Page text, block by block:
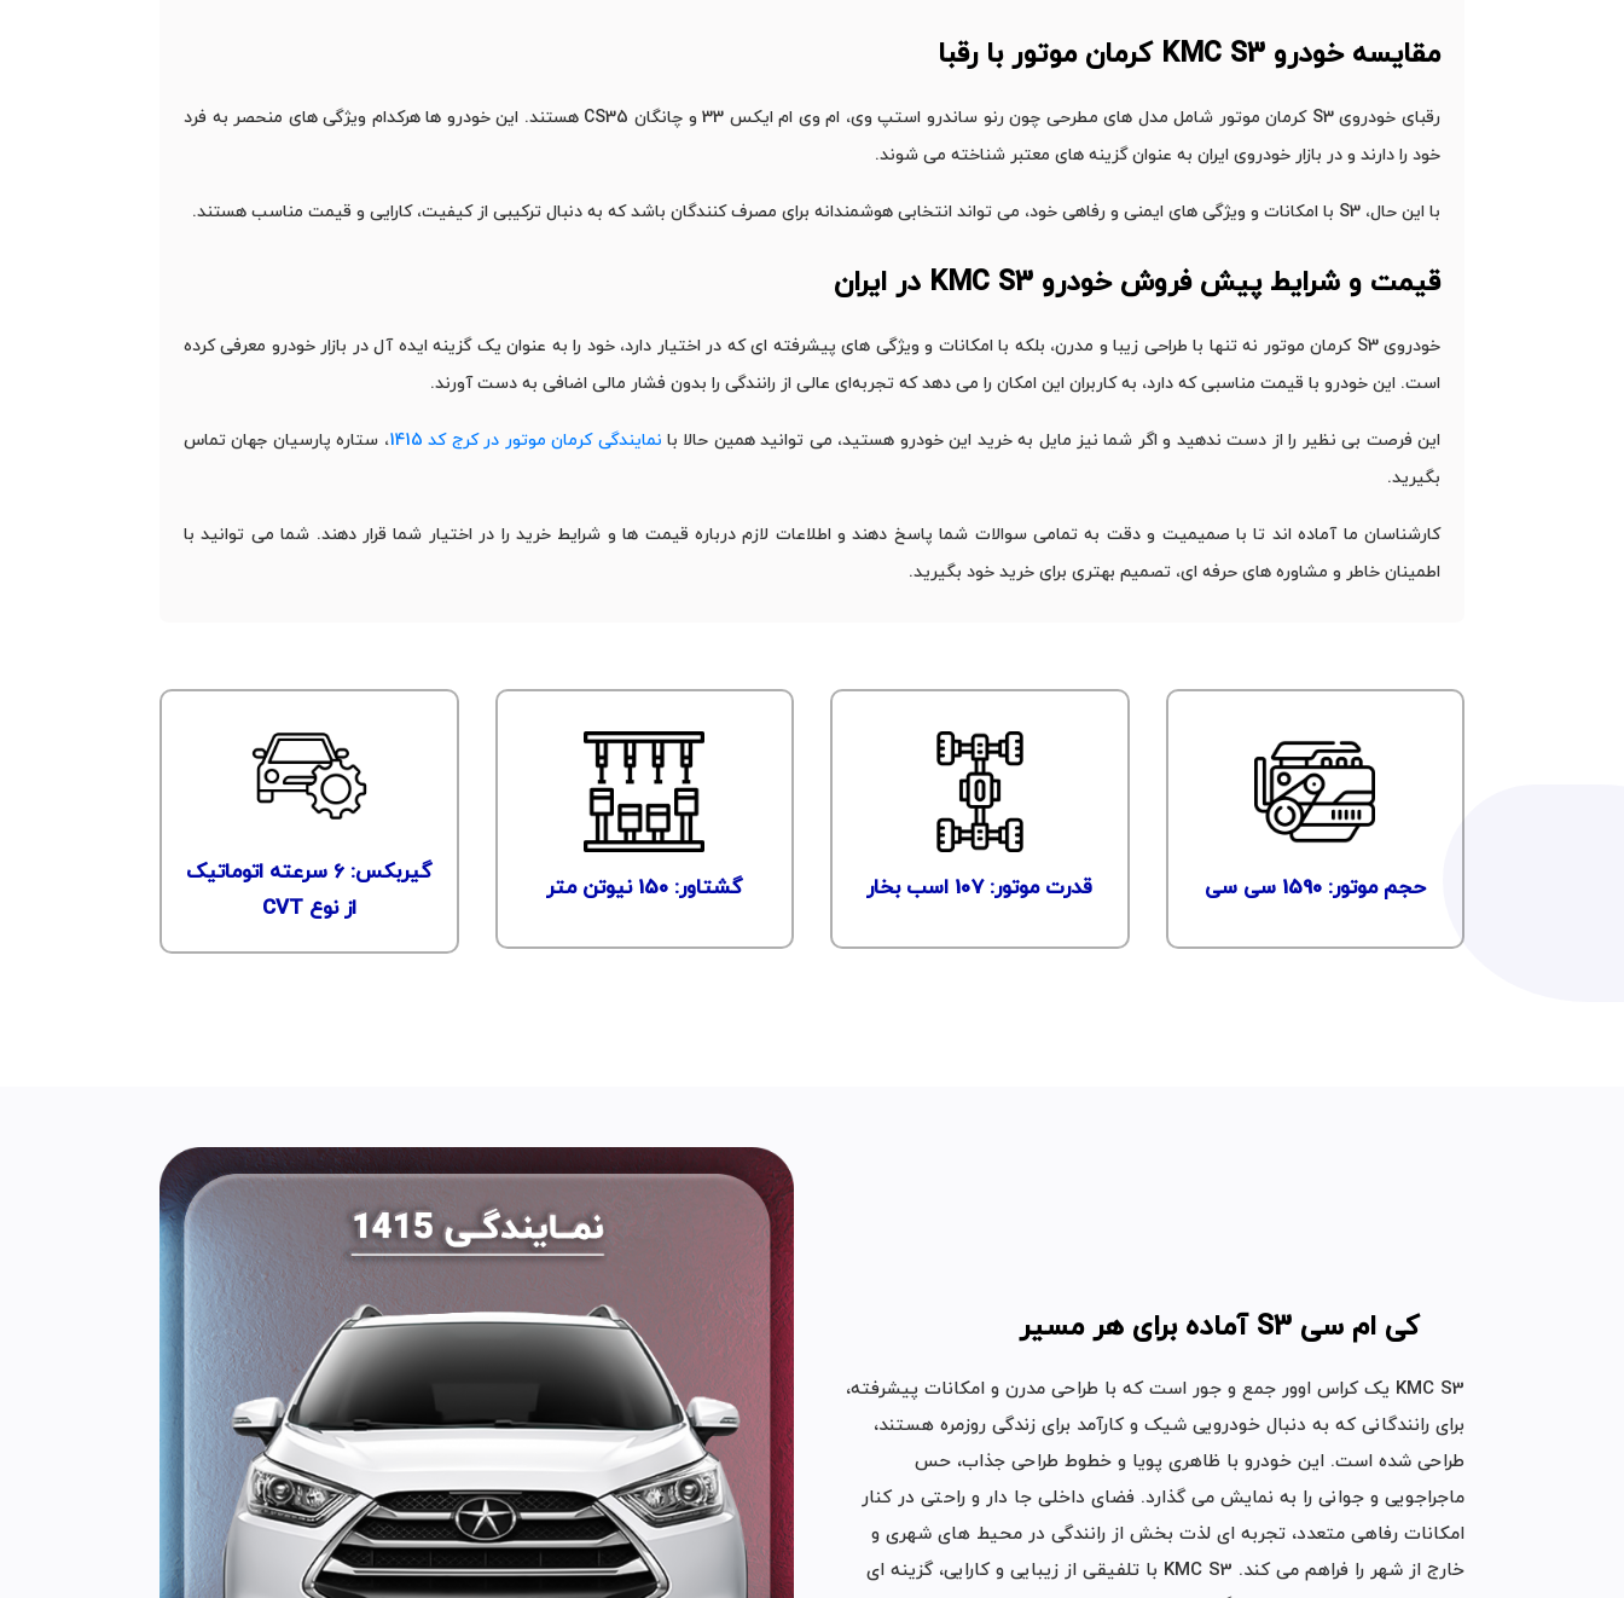
مقایسه خودرو کرمان موتور با رقبا
رقبای خودروی S3 کرمان موتور شامل مدل ‌های مطرحی چون رنو ساندرو استپ وی، ام وی ام ایکس 33 و چانگان CS35 هستند. این خودرو ها هرکدام ویژگی ‌های منحصر به فرد
خود را دارند و در بازار خودروی ایران به عنوان گزینه ‌های معتبر شناخته می‌ شوند.
با این حال، S3 با امکانات و ویژگی ‌های ایمنی و رفاهی خود، می ‌تواند انتخابی هوشمندانه برای مصرف‌ کنندگان باشد که به دنبال ترکیبی از کیفیت، کارایی و قیمت مناسب هستند.
قیمت و شرایط پیش فروش خودرو در ایران
خودروی S3 کرمان موتور نه تنها با طراحی زیبا و مدرن، بلکه با امکانات و ویژگی ‌های پیشرفته‌ ای که در اختیار دارد، خود را به عنوان یک گزینه ایده ‌آل در بازار خودرو معرفی کرده
است. این خودرو با قیمت مناسبی که دارد، به کاربران این امکان را می ‌دهد که تجربه‌ای عالی از رانندگی را بدون فشار مالی اضافی به دست آورند.
این فرصت بی ‌نظیر را از دست ندهید و اگر شما نیز مایل به خرید این خودرو هستید، می ‌توانید همین حالا با نمایندگی کرمان موتور در کرج کد 1415
، ستاره پارسیان جهان تماس
بگیرید.
کارشناسان ما آماده ‌اند تا با صمیمیت و دقت به تمامی سوالات شما پاسخ دهند و اطلاعات لازم درباره قیمت‌ ها و شرایط خرید را در اختیار شما قرار دهند. شما می‌ توانید با
اطمینان خاطر و مشاوره‌ های حرفه ‌ای، تصمیم بهتری برای خرید خود بگیرید.
حجم موتور: 1590 سی سی قدرت موتور: 107 اسب بخار گشتاور: 150 نیوتن متر
گیربکس: 6 سرعته اتوماتیک
از نوع CVT
کی ام سی S3 آماده برای هر مسیر
KMC S3 یک کراس ‌اوور جمع ‌و جور است که با طراحی مدرن و امکانات پیشرفته،
برای رانندگانی که به دنبال خودرویی شیک و کارآمد برای زندگی روزمره هستند،
طراحی شده است. این خودرو با ظاهری پویا و خطوط طراحی جذاب، حس
ماجراجویی و جوانی را به نمایش می‌ گذارد. فضای داخلی جا دار و راحتی در کنار
امکانات رفاهی متعدد، تجربه ‌ای لذت ‌بخش از رانندگی در محیط‌ های شهری و
خارج از شهر را فراهم می ‌کند. KMC S3 با تلفیقی از زیبایی و کارایی، گزینه‌ ای